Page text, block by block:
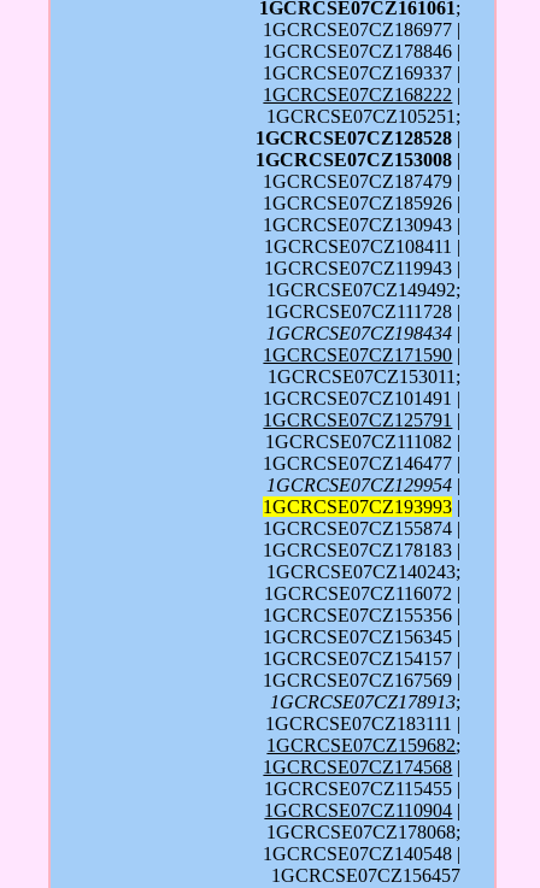
1GCRCSE07CZ161061;
1GCRCSE07CZ186977 |
1GCRCSE07CZ178846 |
1GCRCSE07CZ169337 |
1GCRCSE07CZ168222 |
1GCRCSE07CZ105251;
1GCRCSE07CZ128528 |
1GCRCSE07CZ153008 |
1GCRCSE07CZ187479 |
1GCRCSE07CZ185926 |
1GCRCSE07CZ130943 |
1GCRCSE07CZ108411 |
1GCRCSE07CZ119943 |
1GCRCSE07CZ149492;
1GCRCSE07CZ111728 |
1GCRCSE07CZ198434 |
1GCRCSE07CZ171590 |
1GCRCSE07CZ153011;
1GCRCSE07CZ101491 |
1GCRCSE07CZ125791 |
1GCRCSE07CZ111082 |
1GCRCSE07CZ146477 |
1GCRCSE07CZ129954 |
1GCRCSE07CZ193993 |
1GCRCSE07CZ155874 |
1GCRCSE07CZ178183 |
1GCRCSE07CZ140243;
1GCRCSE07CZ116072 |
1GCRCSE07CZ155356 |
1GCRCSE07CZ156345 |
1GCRCSE07CZ154157 |
1GCRCSE07CZ167569 |
1GCRCSE07CZ178913;
1GCRCSE07CZ183111 |
1GCRCSE07CZ159682;
1GCRCSE07CZ174568 |
1GCRCSE07CZ115455 |
1GCRCSE07CZ110904 |
1GCRCSE07CZ178068;
1GCRCSE07CZ140548 |
1GCRCSE07CZ156457